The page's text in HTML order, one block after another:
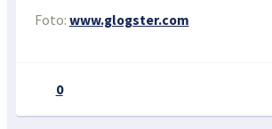
Foto: www.glogster.com
0